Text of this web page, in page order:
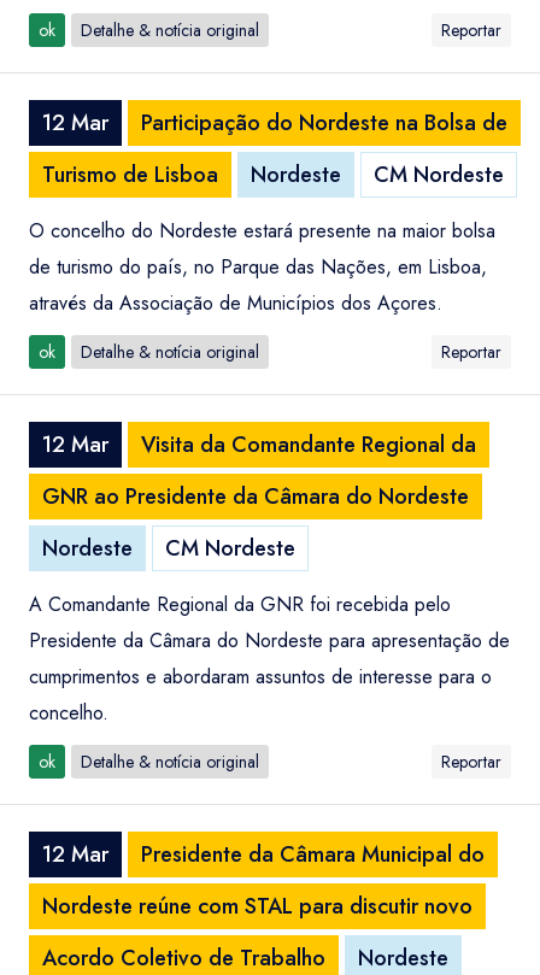
ok Detalhe & notícia original Reportar
12 Mar
Participação do Nordeste na Bolsa de
Turismo de Lisboa
Nordeste CM Nordeste
O concelho do Nordeste estará presente na maior bolsa
de turismo do país, no Parque das Nações, em Lisboa,
através da Associação de Municípios dos Açores.
ok Detalhe & notícia original Reportar
12 Mar
Visita da Comandante Regional da
GNR ao Presidente da Câmara do Nordeste
Nordeste
CM Nordeste
A Comandante Regional da GNR foi recebida pelo
Presidente da Câmara do Nordeste para apresentação de
cumprimentos e abordaram assuntos de interesse para o
concelho.
ok Detalhe & notícia original Reportar
12 Mar
Presidente da Câmara Municipal do
Nordeste reúne com STAL para discutir novo
Acordo Coletivo de Trabalho
Nordeste